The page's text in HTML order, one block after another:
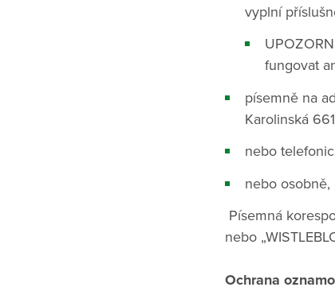
vyplní
fungovat
písemně na
Karolinská
nebo
nebo
Písemná
nebo
Ochrana